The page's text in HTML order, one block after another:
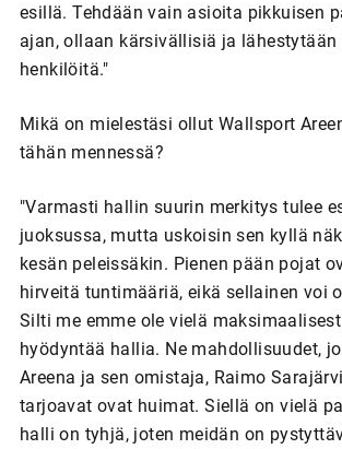
esillä. Tehdään vain asioita pikkuisen
ajan, ollaan kärsivällisiä ja lähestytään
henkilöitä."
Mikä on mielestäsi ollut Wallsport
tähän mennessä?
"Varmasti hallin suurin merkitys tulee
juoksussa, mutta uskoisin sen kyllä
kesän peleissäkin. Pienen pään pojat
hirveitä tuntimääriä, eikä sellainen voi
Silti me emme ole vielä
hyödyntää hallia. Ne mahdollisuudet,
Areena ja sen omistaja, Raimo
tarjoavat ovat huimat. Siellä on vielä
halli on tyhjä, joten meidän on